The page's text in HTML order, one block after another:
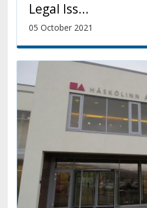
Legal Iss...
05 October 2021